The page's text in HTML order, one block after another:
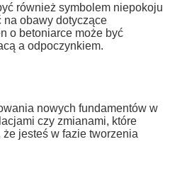
również symbolem niepokoju
obawy dotyczące
o betoniarce może być
a odpoczynkiem.
nowych fundamentów w
czy zmianami, które
jesteś w fazie tworzenia